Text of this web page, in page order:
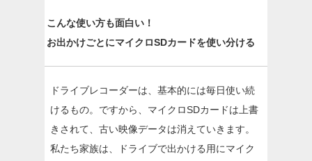
こんな使い方も面白い！
お出かけごとにマイクロSDカードを使い分ける
ドライブレコーダーは、基本的には毎日使い続
けるもの。ですから、マイクロSDカードは上書
きされて、古い映像データは消えていきます。
私たち家族は、ドライブで出かける用にマイク